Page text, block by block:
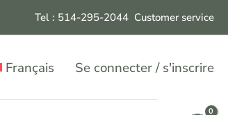
Tel : 514-295-2044 Customer service
Français Se connecter / s'inscrire